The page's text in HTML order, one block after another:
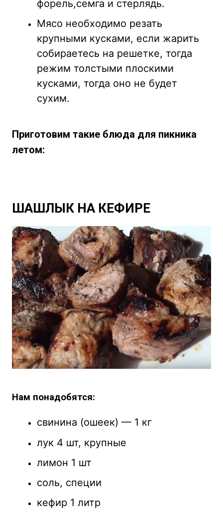
форель,семга и стерлядь.
Мясо необходимо резать
крупными кусками, если жарить
собираетесь на решетке, тогда
режим толстыми плоскими
кусками, тогда оно не будет
сухим.
Приготовим такие блюда для пикника
летом:
ШАШЛЫК НА КЕФИРЕ
Нам понадобятся:
свинина (ошеек) — 1 кг
лук 4 шт, крупные
лимон 1 шт
соль, специи
кефир 1 литр